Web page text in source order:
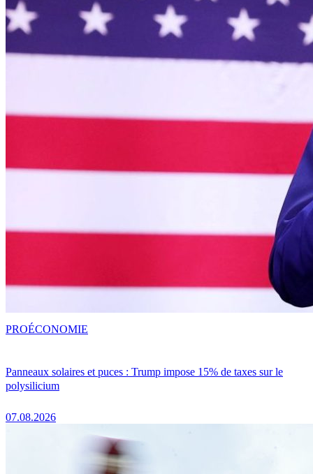
Panneaux solaires et puces : Trump impose 15% de taxes sur le
polysilicium
07.08.2026
PROÉCONOMIE